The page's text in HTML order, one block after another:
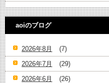
aoiのブログ
2026年8月
(7)
2026年7月
(29)
2026年6月
(26)